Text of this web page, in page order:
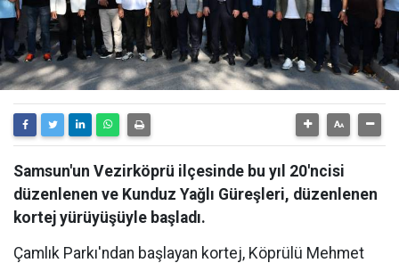
Samsun'un Vezirköprü ilçesinde bu yıl 20'ncisi
düzenlenen ve Kunduz Yağlı Güreşleri, düzenlenen
kortej yürüyüşüyle başladı.
Çamlık Parkı'ndan başlayan kortej, Köprülü Mehmet